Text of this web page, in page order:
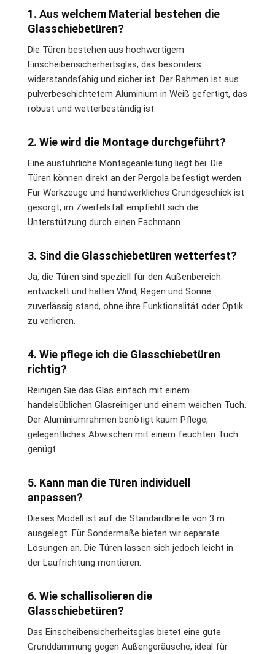
1. Aus welchem Material bestehen die
Glasschiebetüren?
Die Türen bestehen aus hochwertigem
Einscheibensicherheitsglas, das besonders
widerstandsfähig und sicher ist. Der Rahmen ist aus
pulverbeschichtetem Aluminium in Weiß gefertigt, das
robust und wetterbeständig ist.
2. Wie wird die Montage durchgeführt?
Eine ausführliche Montageanleitung liegt bei. Die
Türen können direkt an der Pergola befestigt werden.
Für Werkzeuge und handwerkliches Grundgeschick ist
gesorgt, im Zweifelsfall empfiehlt sich die
Unterstützung durch einen Fachmann.
3. Sind die Glasschiebetüren wetterfest?
Ja, die Türen sind speziell für den Außenbereich
entwickelt und halten Wind, Regen und Sonne
zuverlässig stand, ohne ihre Funktionalität oder Optik
zu verlieren.
4. Wie pflege ich die Glasschiebetüren
richtig?
Reinigen Sie das Glas einfach mit einem
handelsüblichen Glasreiniger und einem weichen Tuch.
Der Aluminiumrahmen benötigt kaum Pflege,
gelegentliches Abwischen mit einem feuchten Tuch
genügt.
5. Kann man die Türen individuell
anpassen?
Dieses Modell ist auf die Standardbreite von 3 m
ausgelegt. Für Sondermaße bieten wir separate
Lösungen an. Die Türen lassen sich jedoch leicht in
der Laufrichtung montieren.
6. Wie schallisolieren die
Glasschiebetüren?
Das Einscheibensicherheitsglas bietet eine gute
Grunddämmung gegen Außengeräusche, ideal für